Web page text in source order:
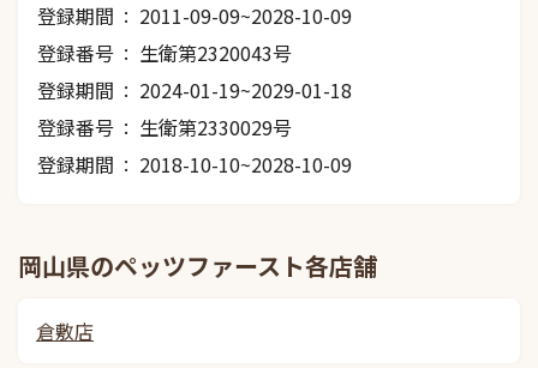
登録期間
2011-09-09~2028-10-09
登録番号
生衛第2320043号
登録期間
2024-01-19~2029-01-18
登録番号
生衛第2330029号
登録期間
2018-10-10~2028-10-09
岡山県のペッツファースト各店舗
倉敷店